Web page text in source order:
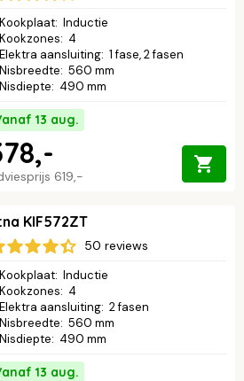
Kookplaat: Inductie
Kookzones: 4
Elektra aansluiting: 1 fase, 2 fasen
Nisbreedte: 560 mm
Nisdiepte: 490 mm
13 aug.
619,-
KIF572ZT
50 reviews
Kookplaat: Inductie
Kookzones: 4
Elektra aansluiting: 2 fasen
Nisbreedte: 560 mm
Nisdiepte: 490 mm
13 aug.